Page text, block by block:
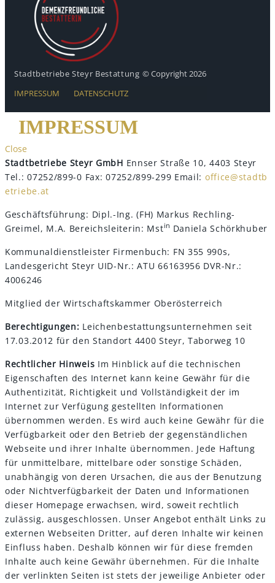
Stadtbetriebe Steyr Bestattung © Copyright 2026
IMPRESSUM
DATENSCHUTZ
IMPRESSUM
Close
Stadtbetriebe Steyr GmbH Ennser Straße 10, 4403 Steyr
Tel.: 07252/899-0 Fax: 07252/899-299 Email: office@stadtb
etriebe.at
Geschäftsführung: Dipl.-Ing. (FH) Markus Rechling-
Greimel, M.A. Bereichsleiterin: Mstin Daniela Schörkhuber
Kommunaldienstleister Firmenbuch: FN 355 990s,
Landesgericht Steyr UID-Nr.: ATU 66163956 DVR-Nr.:
4006246
Mitglied der Wirtschaftskammer Oberösterreich
Berechtigungen: Leichenbestattungsunternehmen seit
17.03.2012 für den Standort 4400 Steyr, Taborweg 10
Rechtlicher Hinweis Im Hinblick auf die technischen
Eigenschaften des Internet kann keine Gewähr für die
Authentizität, Richtigkeit und Vollständigkeit der im
Internet zur Verfügung gestellten Informationen
übernommen werden. Es wird auch keine Gewähr für die
Verfügbarkeit oder den Betrieb der gegenständlichen
Webseite und ihrer Inhalte übernommen. Jede Haftung
für unmittelbare, mittelbare oder sonstige Schäden,
unabhängig von deren Ursachen, die aus der Benutzung
oder Nichtverfügbarkeit der Daten und Informationen
dieser Homepage erwachsen, wird, soweit rechtlich
zulässig, ausgeschlossen. Unser Angebot enthält Links zu
externen Webseiten Dritter, auf deren Inhalte wir keinen
Einfluss haben. Deshalb können wir für diese fremden
Inhalte auch keine Gewähr übernehmen. Für die Inhalte
der verlinkten Seiten ist stets der jeweilige Anbieter oder